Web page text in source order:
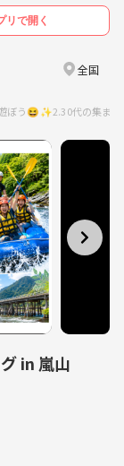
リで開く
全国
ぼう😆✨2.30代の集ま
in 嵐山